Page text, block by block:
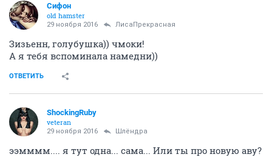
Сифон
old hamster
29 ноября 2016 ЛисаПрекрасная
Зизьенн, голубушка)) чмоки!
А я тебя вспоминала намедни))
ОТВЕТИТЬ
ShockingRuby
veteran
29 ноября 2016 Шлёндра
ээмммм.... я тут одна... сама... Или ты про новую аву?